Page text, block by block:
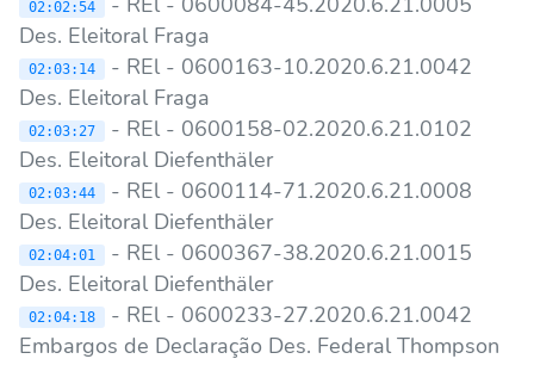
02:02:54
Des. Eleitoral Fraga
02:03:14
- REl - 0600163-10.2020.6.21.0042
Des. Eleitoral Fraga
02:03:27
- REl - 0600158-02.2020.6.21.0102
Des. Eleitoral Diefenthäler
02:03:44
- REl - 0600114-71.2020.6.21.0008
Des. Eleitoral Diefenthäler
02:04:01
- REl - 0600367-38.2020.6.21.0015
Des. Eleitoral Diefenthäler
02:04:18
- REl - 0600233-27.2020.6.21.0042
Embargos de Declaração Des. Federal Thompson